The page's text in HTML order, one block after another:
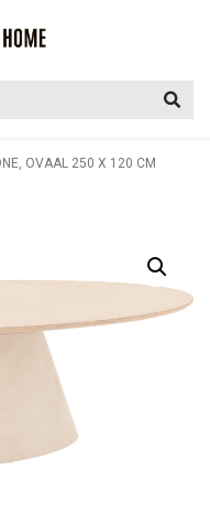
OVAAL 250 X 120 CM